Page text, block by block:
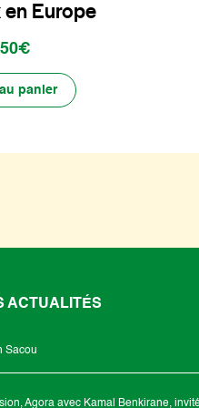
Europe
panier
ACTUALITÉS
Sacou
Agora avec Kamal Benkirane,